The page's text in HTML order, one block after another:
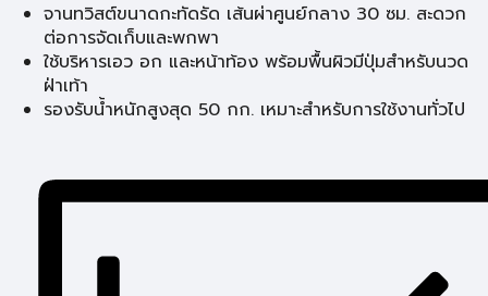
จานทวิสต์ขนาดกะทัดรัด เส้นผ่าศูนย์กลาง 30 ซม. สะดวก
ต่อการจัดเก็บและพกพา
ใช้บริหารเอว อก และหน้าท้อง พร้อมพื้นผิวมีปุ่มสำหรับนวด
ฝ่าเท้า
รองรับน้ำหนักสูงสุด 50 กก. เหมาะสำหรับการใช้งานทั่วไป